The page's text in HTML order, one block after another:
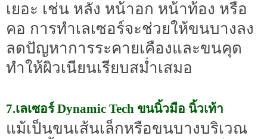
เยอะ เช่น หลัง หน้าอก หน้าท้อง หรือ
คอ การทำเลเซอร์จะช่วยให้ขนบางลง
ลดปัญหาการระคายเคืองและขนคุด
ทำให้ผิวเนียนเรียบสม่ำเสมอ
7.เลเซอร์ Dynamic Tech ขนนิ้วมือ นิ้วเท้า
แม้เป็นขนเส้นเล็กหรือขนบางบริเวณ